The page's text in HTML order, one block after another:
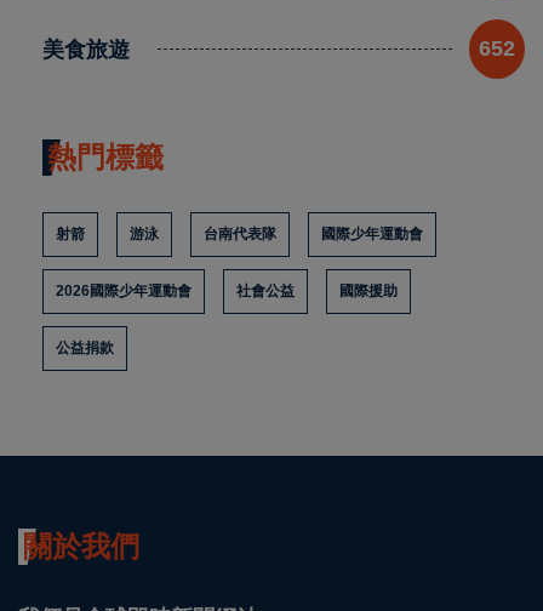
美食旅遊 652
熱門標籤
射箭 游泳 台南代表隊 國際少年運動會
2026國際少年運動會 社會公益 國際援助
公益捐款
關於我們